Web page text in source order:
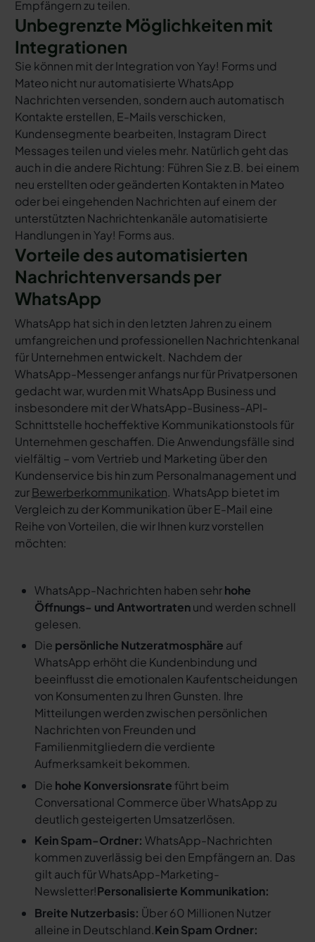
Empfängern zu teilen.
Unbegrenzte Möglichkeiten mit
Integrationen
Sie können mit der Integration von Yay! Forms und
Mateo nicht nur automatisierte WhatsApp
Nachrichten versenden, sondern auch automatisch
Kontakte erstellen, E-Mails verschicken,
Kundensegmente bearbeiten, Instagram Direct
Messages teilen und vieles mehr. Natürlich geht das
auch in die andere Richtung: Führen Sie z.B. bei einem
neu erstellten oder geänderten Kontakten in Mateo
oder bei eingehenden Nachrichten auf einem der
unterstützten Nachrichtenkanäle automatisierte
Handlungen in Yay! Forms aus.
Vorteile des automatisierten
Nachrichtenversands per
WhatsApp
WhatsApp hat sich in den letzten Jahren zu einem
umfangreichen und professionellen Nachrichtenkanal
für Unternehmen entwickelt. Nachdem der
WhatsApp-Messenger anfangs nur für Privatpersonen
gedacht war, wurden mit WhatsApp Business und
insbesondere mit der WhatsApp-Business-API-
Schnittstelle hocheffektive Kommunikationstools für
Unternehmen geschaffen. Die Anwendungsfälle sind
vielfältig – vom Vertrieb und Marketing über den
Kundenservice bis hin zum Personalmanagement und
zurBewerberkommunikation. WhatsApp bietet im
Vergleich zu der Kommunikation über E-Mail eine
Reihe von Vorteilen, die wir Ihnen kurz vorstellen
möchten:
WhatsApp-Nachrichten haben sehrhohe
Öffnungs- und Antwortratenund werden schnell
gelesen.
Die persönliche Nutzeratmosphäre auf
WhatsApp erhöht die Kundenbindung und
beeinflusst die emotionalen Kaufentscheidungen
von Konsumenten zu Ihren Gunsten. Ihre
Mitteilungen werden zwischen persönlichen
Nachrichten von Freunden und
Familienmitgliedern die verdiente
Aufmerksamkeit bekommen.
Die hohe Konversionsrate führt beim
Conversational Commerce über WhatsApp zu
deutlich gesteigerten Umsatzerlösen.
Kein Spam-Ordner: WhatsApp-Nachrichten
kommen zuverlässig bei den Empfängern an. Das
gilt auch für WhatsApp-Marketing-
Newsletter!Personalisierte Kommunikation:
Breite Nutzerbasis: Über 60 Millionen Nutzer
alleine in Deutschland.Kein Spam Ordner: